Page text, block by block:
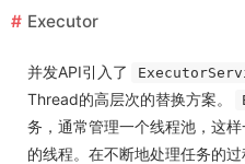
Executor
并发API引入了
Thread的高层次的替换方案。
务，通常管理一个线程池，这
的线程。在不断地处理任务的